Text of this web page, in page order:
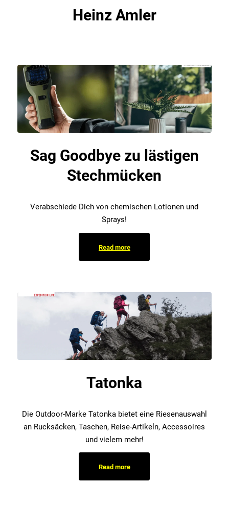
Heinz Amler
Sag Goodbye zu lästigen
Stechmücken
Verabschiede Dich von chemischen Lotionen und
Sprays!
Read more
Tatonka
Die Outdoor-Marke Tatonka bietet eine Riesenauswahl
an Rucksäcken, Taschen, Reise-Artikeln, Accessoires
und vielem mehr!
Read more